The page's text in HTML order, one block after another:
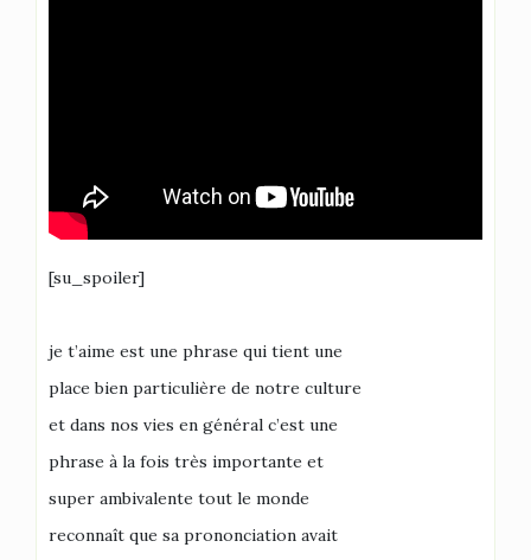
[su_spoiler]
je t’aime est une phrase qui tient une
place bien particulière de notre culture
et dans nos vies en général c’est une
phrase à la fois très importante et
super ambivalente tout le monde
reconnaît que sa prononciation avait